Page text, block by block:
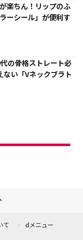
楽ちん！リップのふ
ーシール」が便利す
の骨格ストレート必
ない「Vネックブラト
て dメニュー